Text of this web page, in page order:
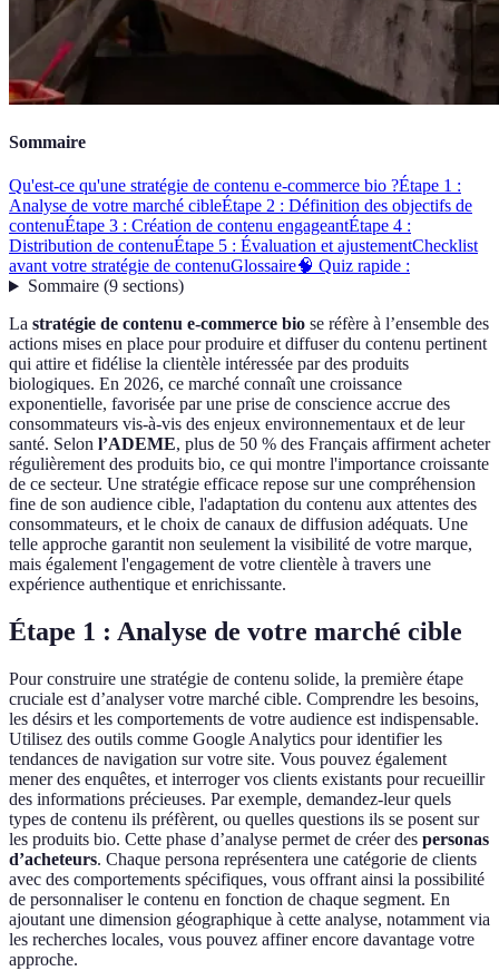
Sommaire
Qu'est-ce qu'une stratégie de contenu e-commerce bio ?Étape 1 :
Analyse de votre marché cibleÉtape 2 : Définition des objectifs de
contenuÉtape 3 : Création de contenu engageantÉtape 4 :
Distribution de contenuÉtape 5 : Évaluation et ajustementChecklist
avant votre stratégie de contenuGlossaire🧠 Quiz rapide :
Sommaire(9 sections)
La stratégie de contenu e-commerce bio se réfère à l’ensemble des
actions mises en place pour produire et diffuser du contenu pertinent
qui attire et fidélise la clientèle intéressée par des produits
biologiques. En 2026, ce marché connaît une croissance
exponentielle, favorisée par une prise de conscience accrue des
consommateurs vis-à-vis des enjeux environnementaux et de leur
santé. Selon l’ADEME, plus de 50 % des Français affirment acheter
régulièrement des produits bio, ce qui montre l'importance croissante
de ce secteur. Une stratégie efficace repose sur une compréhension
fine de son audience cible, l'adaptation du contenu aux attentes des
consommateurs, et le choix de canaux de diffusion adéquats. Une
telle approche garantit non seulement la visibilité de votre marque,
mais également l'engagement de votre clientèle à travers une
expérience authentique et enrichissante.
Étape 1 : Analyse de votre marché cible
Pour construire une stratégie de contenu solide, la première étape
cruciale est d’analyser votre marché cible. Comprendre les besoins,
les désirs et les comportements de votre audience est indispensable.
Utilisez des outils comme Google Analytics pour identifier les
tendances de navigation sur votre site. Vous pouvez également
mener des enquêtes, et interroger vos clients existants pour recueillir
des informations précieuses. Par exemple, demandez-leur quels
types de contenu ils préfèrent, ou quelles questions ils se posent sur
les produits bio. Cette phase d’analyse permet de créer des personas
d’acheteurs. Chaque persona représentera une catégorie de clients
avec des comportements spécifiques, vous offrant ainsi la possibilité
de personnaliser le contenu en fonction de chaque segment. En
ajoutant une dimension géographique à cette analyse, notamment via
les recherches locales, vous pouvez affiner encore davantage votre
approche.